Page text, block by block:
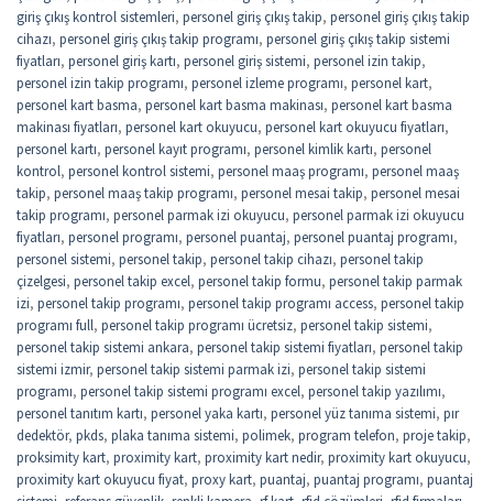
giriş çıkış kontrol sistemleri, personel giriş çıkış takip, personel giriş çıkış takip
cihazı, personel giriş çıkış takip programı, personel giriş çıkış takip sistemi
fiyatları, personel giriş kartı, personel giriş sistemi, personel izin takip,
personel izin takip programı, personel izleme programı, personel kart,
personel kart basma, personel kart basma makinası, personel kart basma
makinası fiyatları, personel kart okuyucu, personel kart okuyucu fiyatları,
personel kartı, personel kayıt programı, personel kimlik kartı, personel
kontrol, personel kontrol sistemi, personel maaş programı, personel maaş
takip, personel maaş takip programı, personel mesai takip, personel mesai
takip programı, personel parmak izi okuyucu, personel parmak izi okuyucu
fiyatları, personel programı, personel puantaj, personel puantaj programı,
personel sistemi, personel takip, personel takip cihazı, personel takip
çizelgesi, personel takip excel, personel takip formu, personel takip parmak
izi, personel takip programı, personel takip programı access, personel takip
programı full, personel takip programı ücretsiz, personel takip sistemi,
personel takip sistemi ankara, personel takip sistemi fiyatları, personel takip
sistemi izmir, personel takip sistemi parmak izi, personel takip sistemi
programı, personel takip sistemi programı excel, personel takip yazılımı,
personel tanıtım kartı, personel yaka kartı, personel yüz tanıma sistemi, pır
dedektör, pkds, plaka tanıma sistemi, polimek, program telefon, proje takip,
proksimity kart, proximity kart, proximity kart nedir, proximity kart okuyucu,
proximity kart okuyucu fiyat, proxy kart, puantaj, puantaj programı, puantaj